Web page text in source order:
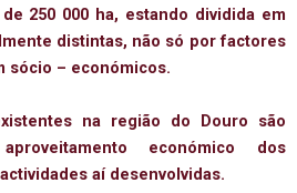
250 000 ha, estando dividida em
distintas, não só por factores
sócio – económicos.
na região do Douro são
económico dos
aí desenvolvidas.